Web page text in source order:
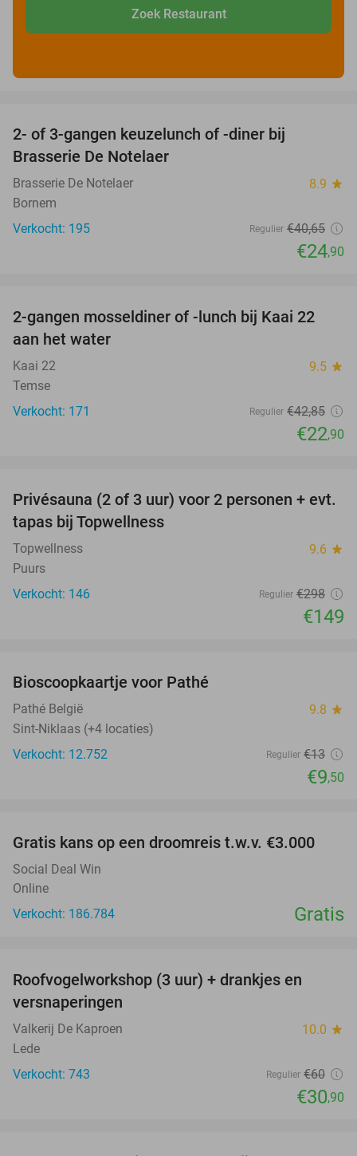
Zoek Restaurant
2- of 3-gangen keuzelunch of -diner bij
Brasserie De Notelaer
Brasserie De Notelaer 8.9 star
Bornem
Verkocht: 195
Regulier €40,65
€24,90
47%
2-gangen mosseldiner of -lunch bij Kaai 22
aan het water
Kaai 22 9.5 star
Temse
Verkocht: 171
Regulier €42,85
€22,90
50%
Privésauna (2 of 3 uur) voor 2 personen + evt.
tapas bij Topwellness
Topwellness 9.6 star
Puurs
Verkocht: 146
Regulier €298
€149
Bioscoopkaartje voor Pathé
Pathé België 9.8 star
Sint-Niklaas (+4 locaties)
Verkocht: 12.752
Regulier €13
€9,50
Gratis kans op een droomreis t.w.v. €3.000
Social Deal Win
Online
Verkocht: 186.784
Gratis
Roofvogelworkshop (3 uur) + drankjes en
versnaperingen
Valkerij De Kaproen 10.0 star
Lede
Verkocht: 743
Regulier €60
€30,90